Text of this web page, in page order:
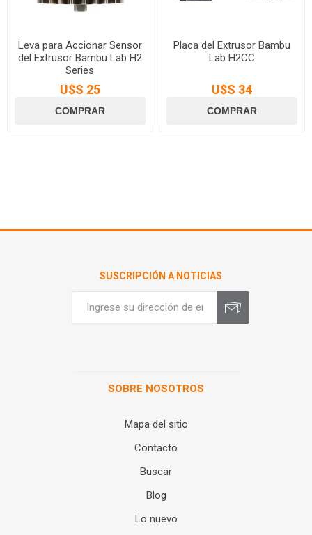
Leva para Accionar Sensor
del Extrusor Bambu Lab H2
Series
U$S 25
Placa del Extrusor Bambu
Lab H2CC
U$S 34
SUSCRIPCIÓN A NOTICIAS
SOBRE NOSOTROS
Mapa del sitio
Contacto
Buscar
Blog
Lo nuevo